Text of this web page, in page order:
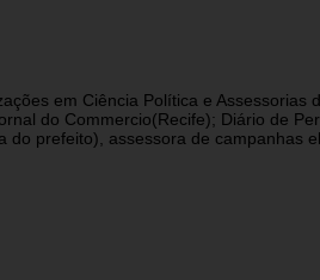
em Ciência Política e
do Commercio(Recife); Diário de
prefeito), assessora de campanhas